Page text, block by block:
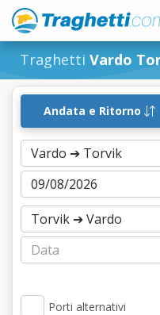
Traghetti Vardo
Andata e Ritorno
Porti alternativi